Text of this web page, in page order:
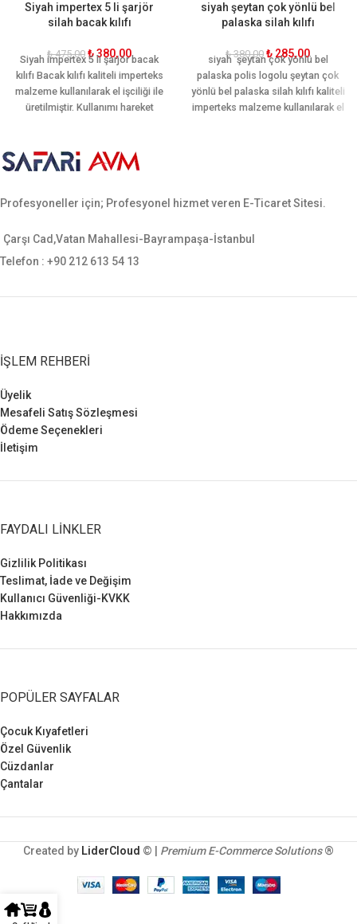
Siyah impertex 5 li şarjör
silah bacak kılıfı
₺475,00 ₺380,00
Siyah impertex 5 li şarjör bacak
kılıfı Bacak kılıfı kaliteli imperteks
malzeme kullanılarak el işciliği ile
üretilmiştir. Kullanımı hareket
Ergonomik yapısı sayesinde
bacağı sararak hareket rahatlığı
yavuz, baretta cz-75, glock, sig
ebatlı tabancalara uygundur.
siyah şeytan çok yönlü bel
palaska silah kılıfı
₺380,00 ₺ 285,00
siyah şeytan çok yönlü bel
palaska polis logolu şeytan çok
yönlü bel palaska silah kılıfı kaliteli
imperteks malzeme kullanılarak el
Profesyoneller için; Profesyonel hizmet veren E-Ticaret Sitesi.
Çarşı Cad,Vatan Mahallesi-Bayrampaşa-İstanbul
Telefon : +90 212 613 54 13
İŞLEM REHBERI
Üyelik
Mesafeli Satış Sözleşmesi
Ödeme Seçenekleri
İletişim
FAYDALI LINKLER
Gizlilik Politikası
Teslimat, İade ve Değişim
Kullanıcı Güvenliği-KVKK
Hakkımızda
POPÜLER SAYFALAR
Çocuk Kıyafetleri
Özel Güvenlik
Cüzdanlar
Çantalar
Created by LiderCloud © | Premium E-Commerce Solutions®